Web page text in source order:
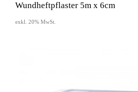
Wundheftpflaster 5m x 6cm
exkl. 20% MwSt.